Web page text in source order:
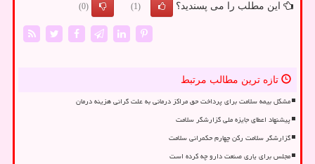
این مطلب را می پسندید؟ (1)
(0)
تازه ترین مطالب مرتبط
مشکل بیمه سلامت برای پرداخت حق مراکز درمانی به علت گرانی هزینه درمان
پیشنهاد اعطای جایزه ملی گزارشگر سلامت
گزارشگر سلامت رکن چهارم حکمرانی سلامت
مجلس برای یاری صنعت دارو چه کرده است